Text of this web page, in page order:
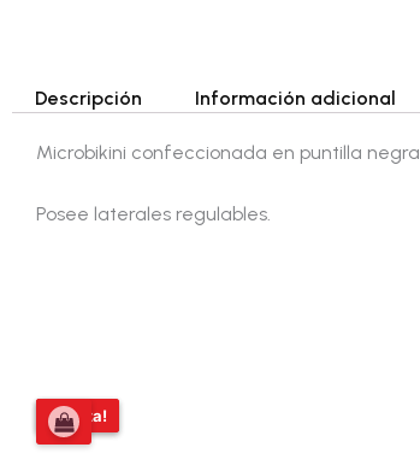
Descripción Información adicional
Microbikini confeccionada en puntilla negra.
Posee laterales regulables.
¡Oferta!
¡Oferta!